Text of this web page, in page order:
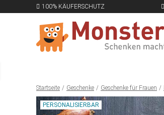
100% KÄUFERSCHUTZ
Startseite Geschenke Geschenke für Frauen
PERSONALISIERBAR